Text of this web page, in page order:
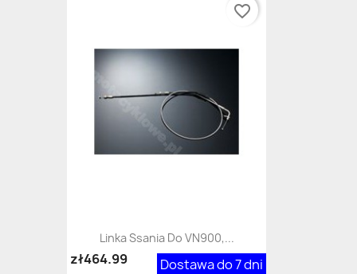
Linka Ssania Do VN900,...
Dostawa do 7 dni
zł464.99
favorite_border